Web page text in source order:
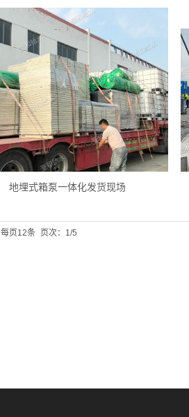
地埋式箱泵一体化发货现场
每页12条 页次：1/5